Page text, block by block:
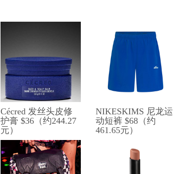
Cécred 发丝头皮修
护膏 $36（约244.27
元）
NIKESKIMS 尼龙运
动短裤 $68（约
461.65元）